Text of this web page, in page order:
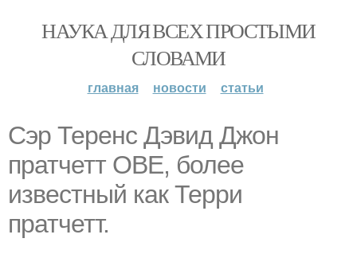
НАУКА ДЛЯ ВСЕХ ПРОСТЫМИ
СЛОВАМИ
главная новости статьи
Сэр Теренс Дэвид Джон
пратчетт OBE, более
известный как Терри
пратчетт.